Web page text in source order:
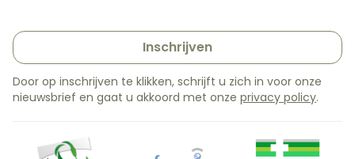
Inschrijven
Door op inschrijven te klikken, schrijft u zich in voor onze
nieuwsbrief en gaat u akkoord met onze privacy policy.